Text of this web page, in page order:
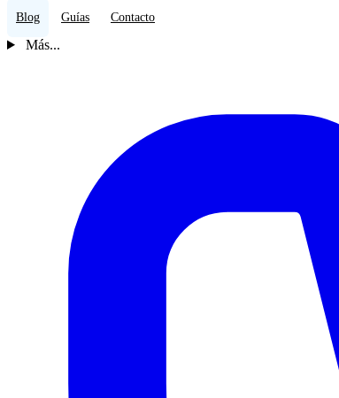
Blog Guías Contacto
Más...